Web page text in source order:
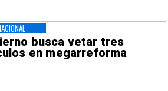
busca vetar tres
en megarreforma